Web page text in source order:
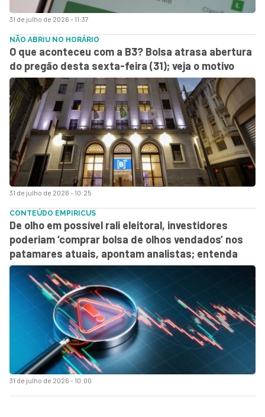
31 de julho de 2026 - 11:37
31 de julho de 2026 - 10:25
NÃO ABRIU NO HORÁRIO
O que aconteceu com a B3? Bolsa atrasa abertura
do pregão desta sexta-feira (31); veja o motivo
31 de julho de 2026 - 10:00
CONTEÚDO EMPIRICUS
De olho em possível rali eleitoral, investidores
poderiam ‘comprar bolsa de olhos vendados’ nos
patamares atuais, apontam analistas; entenda